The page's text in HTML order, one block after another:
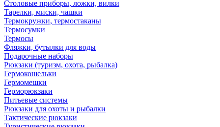
Столовые приборы, ложки, вилки
Тарелки, миски, чашки
Термокружки, термостаканы
Термосумки
Термосы
Фляжки, бутылки для воды
Подарочные наборы
Рюкзаки (туризм, охота, рыбалка)
Гермокошельки
Гермомешки
Герморюкзаки
Питьевые системы
Рюкзаки для охоты и рыбалки
Тактические рюкзаки